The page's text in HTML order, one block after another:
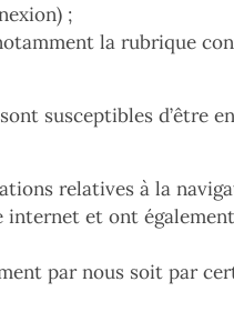
;
la rubrique
susceptibles d’être
relatives à la
et ont
par nous soit par